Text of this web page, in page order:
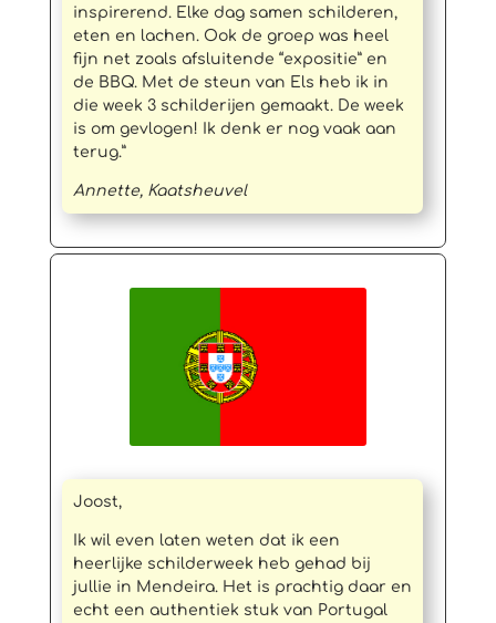
inspirerend. Elke dag samen schilderen,
eten en lachen. Ook de groep was heel
fijn net zoals afsluitende “expositie” en
de BBQ. Met de steun van Els heb ik in
die week 3 schilderijen gemaakt. De week
is om gevlogen! Ik denk er nog vaak aan
terug.”
Annette, Kaatsheuvel
Joost,
Ik wil even laten weten dat ik een
heerlijke schilderweek heb gehad bij
jullie in Mendeira. Het is prachtig daar en
echt een authentiek stuk van Portugal